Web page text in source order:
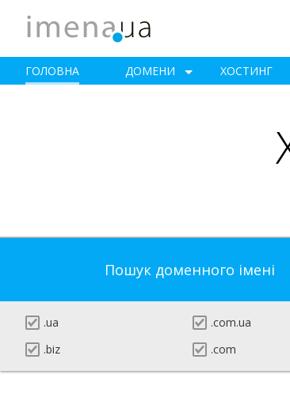
ГОЛОВНА ДОМЕНИ ХОСТИНГ
Пошук доменного імені
.ua .com.ua
.biz
.com